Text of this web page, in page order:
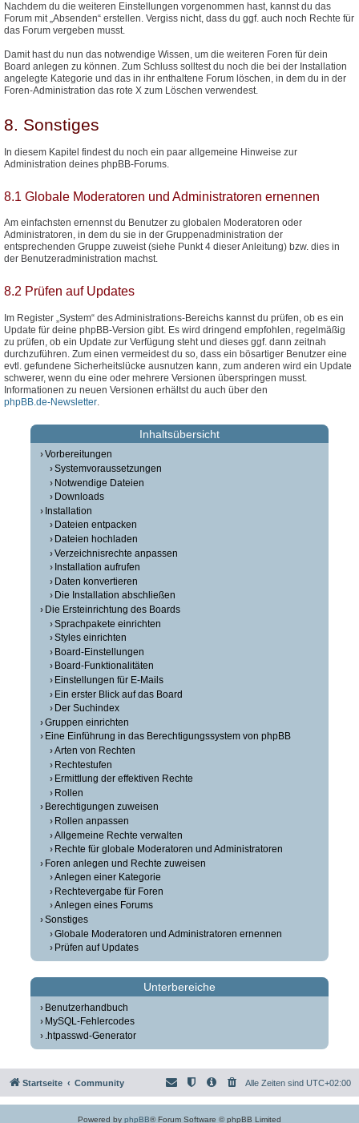
Nachdem du die weiteren Einstellungen vorgenommen hast, kannst du das
Forum mit „Absenden“ erstellen. Vergiss nicht, dass du ggf. auch noch Rechte für
das Forum vergeben musst.
Damit hast du nun das notwendige Wissen, um die weiteren Foren für dein
Board anlegen zu können. Zum Schluss solltest du noch die bei der Installation
angelegte Kategorie und das in ihr enthaltene Forum löschen, in dem du in der
Foren-Administration das rote X zum Löschen verwendest.
8. Sonstiges
In diesem Kapitel findest du noch ein paar allgemeine Hinweise zur
Administration deines phpBB-Forums.
8.1 Globale Moderatoren und Administratoren ernennen
Am einfachsten ernennst du Benutzer zu globalen Moderatoren oder
Administratoren, in dem du sie in der Gruppenadministration der
entsprechenden Gruppe zuweist (siehe Punkt 4 dieser Anleitung) bzw. dies in
der Benutzeradministration machst.
8.2 Prüfen auf Updates
Im Register „System“ des Administrations-Bereichs kannst du prüfen, ob es ein
Update für deine phpBB-Version gibt. Es wird dringend empfohlen, regelmäßig
zu prüfen, ob ein Update zur Verfügung steht und dieses ggf. dann zeitnah
durchzuführen. Zum einen vermeidest du so, dass ein bösartiger Benutzer eine
evtl. gefundene Sicherheitslücke ausnutzen kann, zum anderen wird ein Update
schwerer, wenn du eine oder mehrere Versionen überspringen musst.
Informationen zu neuen Versionen erhältst du auch über den
phpBB.de-Newsletter.
Inhaltsübersicht
Vorbereitungen
Systemvoraussetzungen
Notwendige Dateien
Downloads
Installation
Dateien entpacken
Dateien hochladen
Verzeichnisrechte anpassen
Installation aufrufen
Daten konvertieren
Die Installation abschließen
Die Ersteinrichtung des Boards
Sprachpakete einrichten
Styles einrichten
Board-Einstellungen
Board-Funktionalitäten
Einstellungen für E-Mails
Ein erster Blick auf das Board
Der Suchindex
Gruppen einrichten
Eine Einführung in das Berechtigungssystem von phpBB
Arten von Rechten
Rechtestufen
Ermittlung der effektiven Rechte
Rollen
Berechtigungen zuweisen
Rollen anpassen
Allgemeine Rechte verwalten
Rechte für globale Moderatoren und Administratoren
Foren anlegen und Rechte zuweisen
Anlegen einer Kategorie
Rechtevergabe für Foren
Anlegen eines Forums
Sonstiges
Globale Moderatoren und Administratoren ernennen
Prüfen auf Updates
Unterbereiche
Benutzerhandbuch
MySQL-Fehlercodes
.htpasswd-Generator
Startseite Community Alle Zeiten sind UTC+02:00
Powered by phpBB® Forum Software © phpBB Limited